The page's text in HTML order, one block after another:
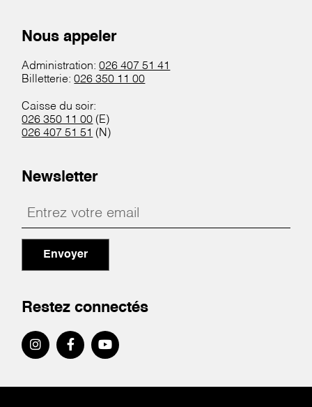
Nous appeler
Administration:026 407 51 41
Billetterie:026 350 11 00
Caisse du soir:
026 350 11 00 (E)
026 407 51 51 (N)
Newsletter
Envoyer
Restez connectés